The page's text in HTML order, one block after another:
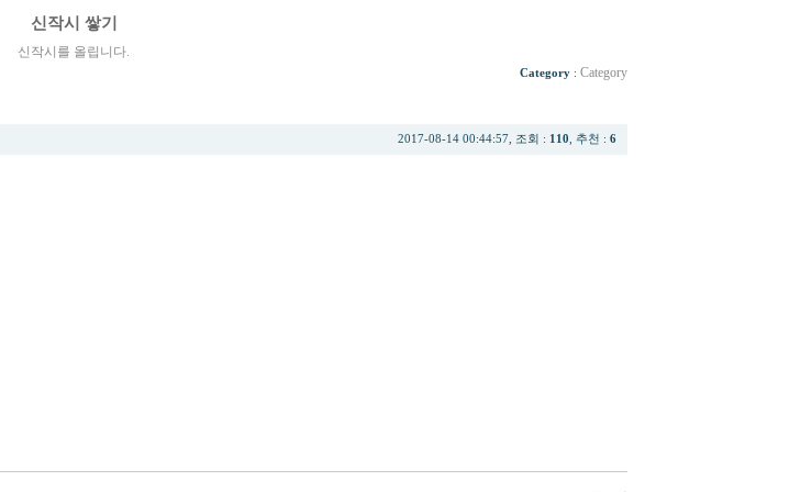
신작시 쌓기
신작시를 올립니다.
Category : Category
2017-08-14 00:44:57, 조회 : 110 , 추천 : 6